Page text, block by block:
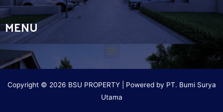
MENU
Copyright © 2026 BSU PROPERTY | Powered by PT. Bumi Surya
Utama